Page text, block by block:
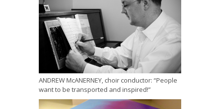
ANDREW McANERNEY, choir conductor: “People
want to be transported and inspired!”